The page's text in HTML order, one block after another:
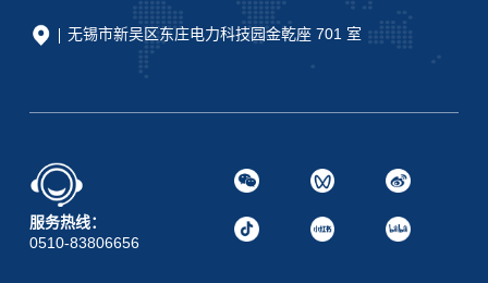
无锡市新吴区东庄电力科技园金乾座 701 室
服务热线：
0510-83806656